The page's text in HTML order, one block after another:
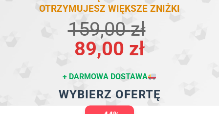
OTRZYMUJESZ WIĘKSZE ZNIŻKI
159,00zł
Pierwotna
wynosiła:
159,00 zł.
89,00 zł
Aktualna
wynosi:
89,00 zł.+ DARMOWA DOSTAWA
WYBIERZ OFERTĘ